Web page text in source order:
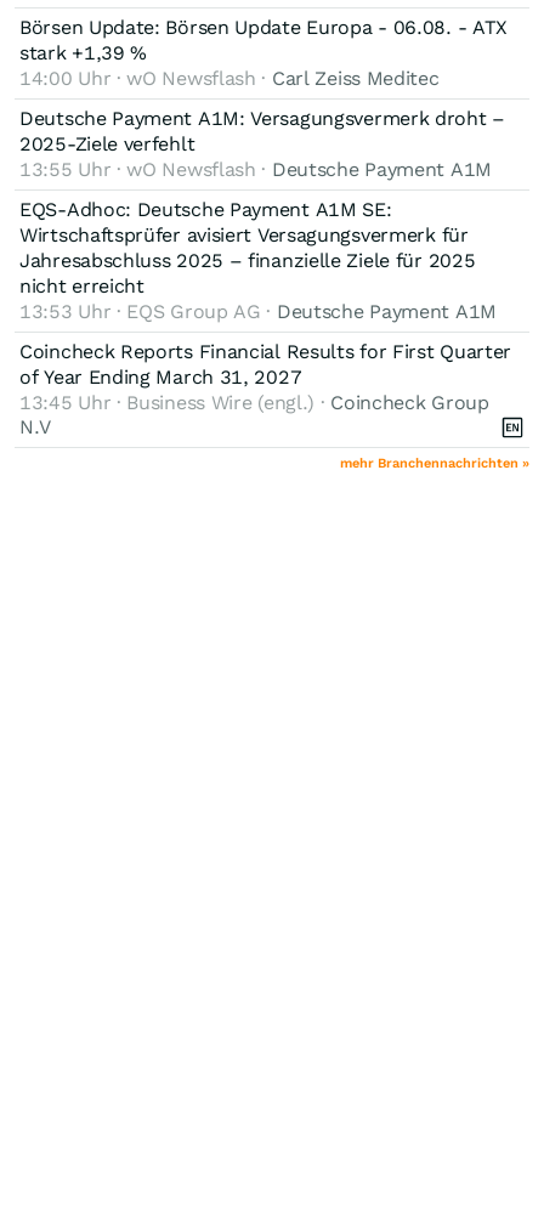
Börsen Update: Börsen Update Europa - 06.08. - ATX
stark +1,39 %
14:00 Uhr · wO Newsflash · Carl Zeiss Meditec
Deutsche Payment A1M: Versagungsvermerk droht –
2025-Ziele verfehlt
13:55 Uhr · wO Newsflash · Deutsche Payment A1M
EQS-Adhoc: Deutsche Payment A1M SE:
Wirtschaftsprüfer avisiert Versagungsvermerk für
Jahresabschluss 2025 – finanzielle Ziele für 2025
nicht erreicht
13:53 Uhr · EQS Group AG · Deutsche Payment A1M
Coincheck Reports Financial Results for First Quarter
of Year Ending March 31, 2027
13:45 Uhr · Business Wire (engl.) · Coincheck Group
N.V
mehr Branchennachrichten »